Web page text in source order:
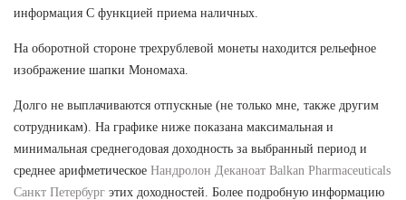
информация С функцией приема наличных.
На оборотной стороне трехрублевой монеты находится рельефное
изображение шапки Мономаха.
Долго не выплачиваются отпускные (не только мне, также другим
сотрудникам). На графике ниже показана максимальная и
минимальная среднегодовая доходность за выбранный период и
среднее арифметическое Нандролон Деканоат Balkan Pharmaceuticals
Санкт Петербург этих доходностей. Более подробную информацию